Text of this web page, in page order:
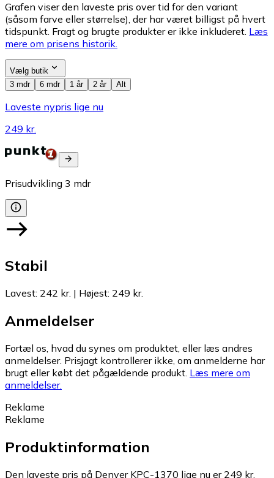
Grafen viser den laveste pris over tid for den variant
(såsom farve eller størrelse), der har været billigst på hvert
tidspunkt. Fragt og brugte produkter er ikke inkluderet. Læs
mere om prisens historik.
Vælg butik
3 mdr
6 mdr 1 år 2 år Alt
Laveste nypris lige nu
249 kr.
Prisudvikling 3 mdr
Stabil
Lavest: 242 kr. | Højest: 249 kr.
Anmeldelser
Fortæl os, hvad du synes om produktet, eller læs andres
anmeldelser. Prisjagt kontrollerer ikke, om anmelderne har
brugt eller købt det pågældende produkt. Læs mere om
anmeldelser.
Reklame
Reklame
Produktinformation
Den laveste pris på Denver KPC-1370 lige nu er 249 kr.